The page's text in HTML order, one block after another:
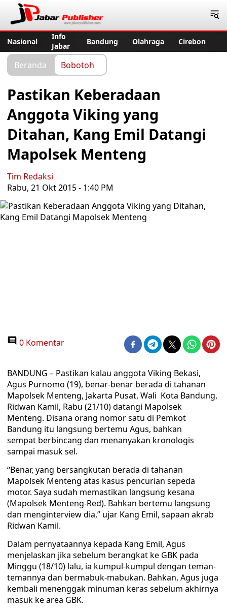
Nasional
Info
Jabar
Bandung Olahraga Cirebon
Beranda Bobotoh
Pastikan Keberadaan
Anggota Viking yang
Ditahan, Kang Emil Datangi
Mapolsek Menteng
Tim Redaksi
Rabu, 21 Okt 2015 - 1:40 PM
0 Komentar
BANDUNG – Pastikan kalau anggota Viking Bekasi,
Agus Purnomo (19), benar-benar berada di tahanan
Mapolsek Menteng, Jakarta Pusat, Wali Kota Bandung,
Ridwan Kamil, Rabu (21/10) datangi Mapolsek
Menteng. Disana orang nomor satu di Pemkot
Bandung itu langsung bertemu Agus, bahkan
sempat berbincang dan menanyakan kronologis
sampai masuk sel.
“Benar, yang bersangkutan berada di tahanan
Mapolsek Menteng atas kasus pencurian sepeda
motor. Saya sudah memastikan langsung kesana
(Mapolsek Menteng-Red). Bahkan bertemu langsung
dan menginterview dia,” ujar Kang Emil, sapaan akrab
Ridwan Kamil.
Dalam pernyataannya kepada Kang Emil, Agus
menjelaskan jika sebelum berangkat ke GBK pada
Minggu (18/10) lalu, ia kumpul-kumpul dengan teman-
temannya dan bermabuk-mabukan. Bahkan, Agus juga
kembali menenggak minuman keras sebelum akhirnya
masuk ke area GBK.